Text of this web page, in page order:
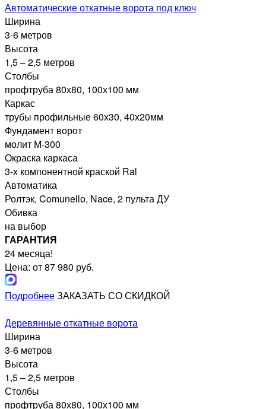
Автоматические откатные ворота под ключ
Ширина
3-6 метров
Высота
1,5 – 2,5 метров
Столбы
профтруба 80х80, 100х100 мм
Каркас
трубы профильные 60х30, 40х20мм
Фундамент ворот
молит М-300
Окраска каркаса
3-х компонентной краской Ral
Автоматика
Ролтэк, Comunello, Nace, 2 пульта ДУ
Обивка
на выбор
ГАРАНТИЯ
24 месяца!
Цена: от 87 980 руб.
ПодробнееЗАКАЗАТЬ СО СКИДКОЙ
Деревянные откатные ворота
Ширина
3-6 метров
Высота
1,5 – 2,5 метров
Столбы
профтруба 80х80, 100х100 мм